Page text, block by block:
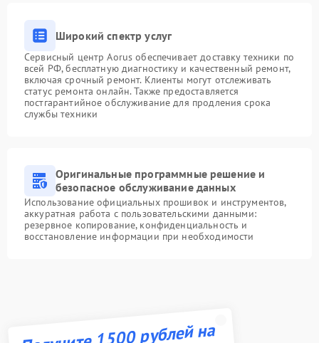
Широкий спектр услуг
Сервисный центр Aorus обеспечивает доставку техники по
всей РФ, бесплатную диагностику и качественный ремонт,
включая срочный ремонт. Клиенты могут отслеживать
статус ремонта онлайн. Также предоставляется
постгарантийное обслуживание для продления срока
службы техники
Оригинальные программные решение и
безопасное обслуживание данных
Использование официальных прошивок и инструментов,
аккуратная работа с пользовательскими данными:
резервное копирование, конфиденциальность и
восстановление информации при необходимости